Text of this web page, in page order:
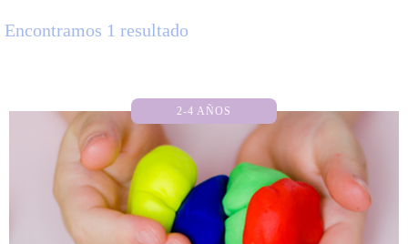
Encontramos 1 resultado
2-4 AÑOS